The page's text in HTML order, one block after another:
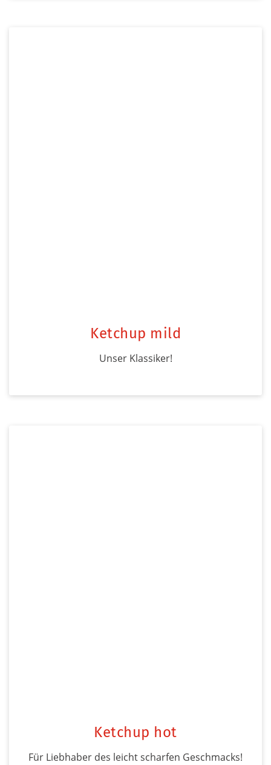
Ketchup mild
Unser Klassiker!
Ketchup hot
Für Liebhaber des leicht scharfen Geschmacks!